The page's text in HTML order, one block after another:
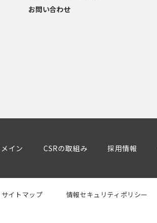
お問い合わせ
イン CSRの取組み 採用情報
サイトマップ 情報セキュリティポリシー